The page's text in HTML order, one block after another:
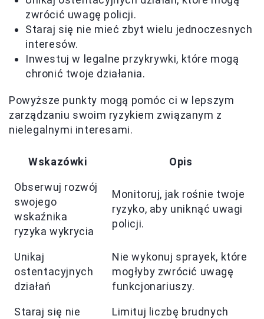
zwrócić uwagę policji.
Staraj się nie mieć zbyt wielu jednoczesnych
interesów.
Inwestuj w legalne przykrywki, które mogą
chronić twoje działania.
Powyższe punkty mogą pomóc ci w lepszym
zarządzaniu swoim ryzykiem związanym z
nielegalnymi interesami.
Wskazówki Opis
Obserwuj rozwój
swojego
wskaźnika
ryzyka wykrycia
Monitoruj, jak rośnie twoje
ryzyko, aby uniknąć uwagi
policji.
Unikaj
ostentacyjnych
działań
Nie wykonuj sprayek, które
mogłyby zwrócić uwagę
funkcjonariuszy.
Staraj się nie
Limituj liczbę brudnych